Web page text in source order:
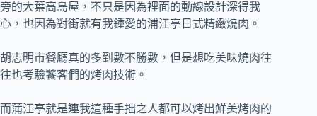
旁的大葉高島屋，不只是因為裡面的動線設計深得我
心，也因為對街就有我鍾愛的浦江亭日式精緻燒肉。
胡志明市餐廳真的多到數不勝數，但是想吃美味燒肉往
往也考驗饕客們的烤肉技術。
而蒲江亭就是連我這種手拙之人都可以烤出鮮美烤肉的